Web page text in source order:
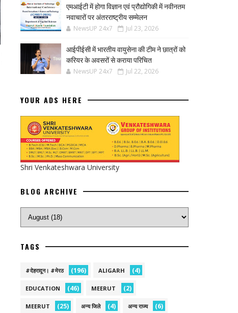
एमआईटी में होगा विज्ञान एवं प्रौद्योगिकी में नवीनतम
नवाचारों पर अंतरराष्ट्रीय सम्मेलन
NewsUP 24x7 Jul 23, 2026
आईपीईसी में भारतीय वायुसेना की टीम ने छात्रों को
करियर के अवसरों से कराया परिचित
NewsUP 24x7 Jul 22, 2026
YOUR ADS HERE
Shri Venkateshwara University
BLOG ARCHIVE
TAGS
#देहरादून। #मेरठ (196) ALIGARH (4)
EDUCATION (46) MEERUT (2)
MEERUT (25) अन्य जिले (4) अन्य राज्य (6)